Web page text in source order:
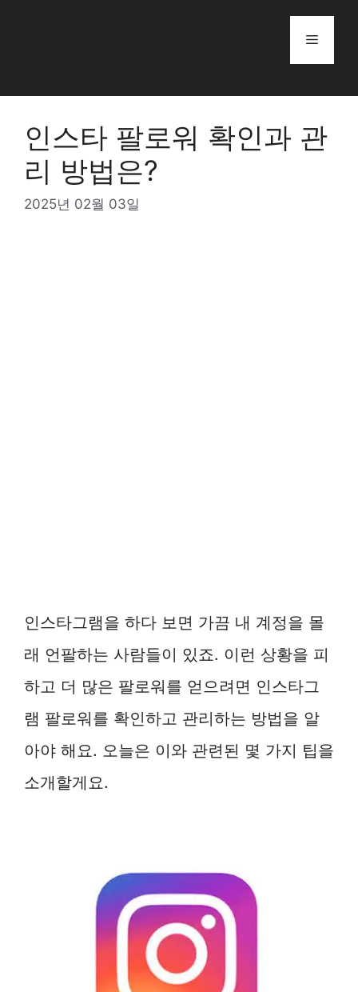
Menu
인스타 팔로워 확인과 관
리 방법은?
2025년 02월 03일
인스타그램을 하다 보면 가끔 내 계정을 몰
래 언팔하는 사람들이 있죠. 이런 상황을 피
하고 더 많은 팔로워를 얻으려면 인스타그
램 팔로워를 확인하고 관리하는 방법을 알
아야 해요. 오늘은 이와 관련된 몇 가지 팁을
소개할게요.